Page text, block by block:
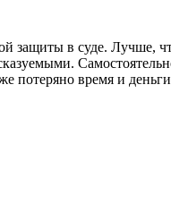
в суде. Лучше,
потеряно время и